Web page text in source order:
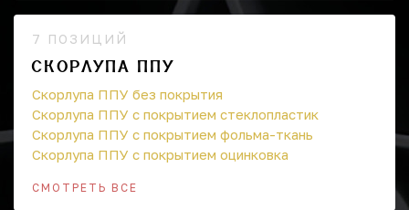
7 ПОЗИЦИЙ
СКОРЛУПА ППУ
Скорлупа ППУ без покрытия
Скорлупа ППУ с покрытием стеклопластик
Скорлупа ППУ с покрытием фольма-ткань
Скорлупа ППУ с покрытием оцинковка
СМОТРЕТЬ ВСЕ